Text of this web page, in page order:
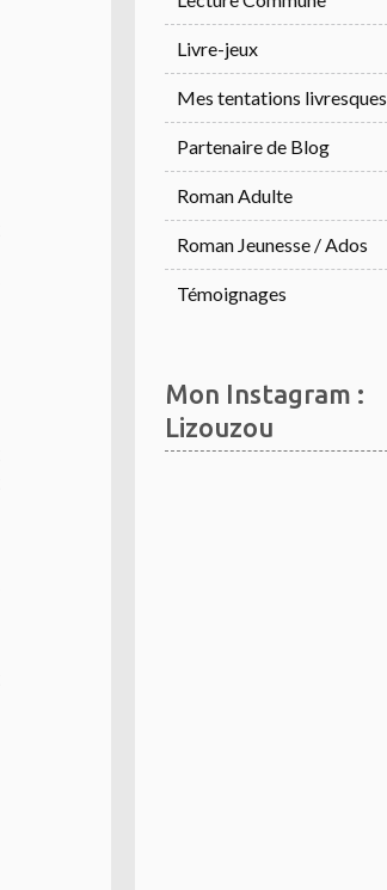
Livre-jeux
Mes tentations livresques
Partenaire de Blog
Roman Adulte
Roman Jeunesse / Ados
Témoignages
Mon Instagram :
Lizouzou